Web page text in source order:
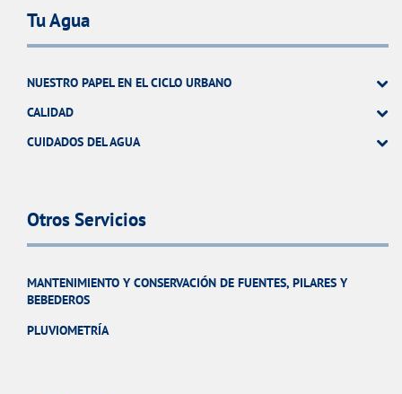
Tu Agua
NUESTRO PAPEL EN EL CICLO URBANO
CALIDAD
CUIDADOS DEL AGUA
Otros Servicios
MANTENIMIENTO Y CONSERVACIÓN DE FUENTES, PILARES Y
BEBEDEROS
PLUVIOMETRÍA